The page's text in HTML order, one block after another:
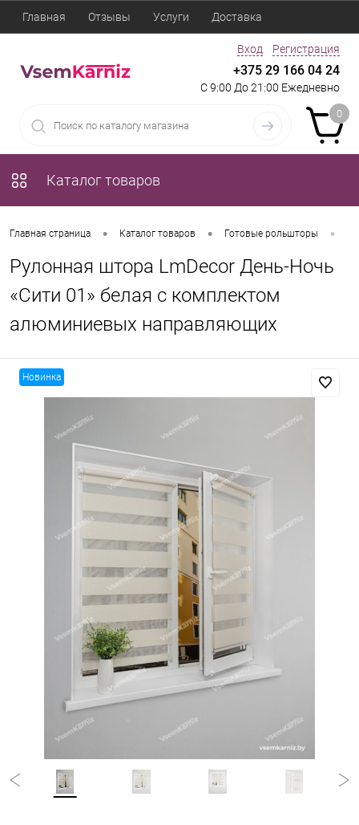
Главная Отзывы Услуги Доставка
Вход Регистрация
+375 29 166 04 24
С 9:00 До 21:00 Ежедневно
0
Каталог товаров
Главная страница • Каталог товаров • Готовые рольшторы •
Рулонная штора LmDecor День-Ночь
«Сити 01» белая с комплектом
алюминиевых направляющих
Новинка